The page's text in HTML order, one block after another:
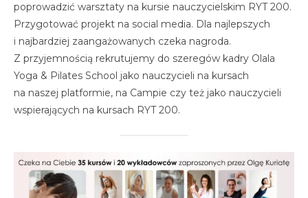
poprowadzić warsztaty na kursie nauczycielskim RYT 200.
Przygotować projekt na social media. Dla najlepszych
i najbardziej zaangażowanych czeka nagroda.
Z przyjemnością rekrutujemy do szeregów kadry Olala
Yoga & Pilates School jako nauczycieli na kursach
na naszej platformie, na Campie czy też jako nauczycieli
wspierających na kursach RYT 200.